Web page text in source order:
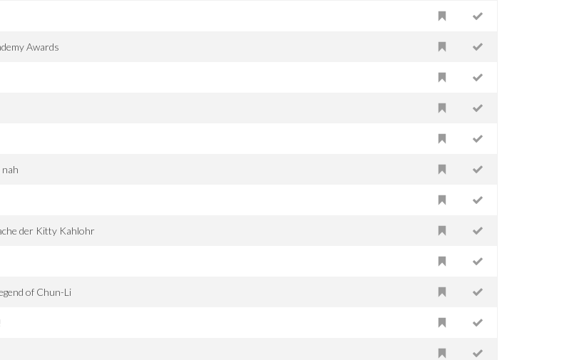
Awards
der Kitty Kahlohr
of Chun-Li